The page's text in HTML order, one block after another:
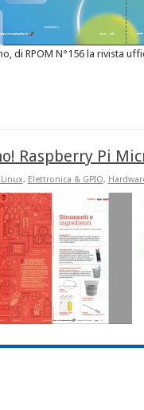
di RPOM N°156 la rivista
Raspberry Pi
, Elettronica & GPIO,